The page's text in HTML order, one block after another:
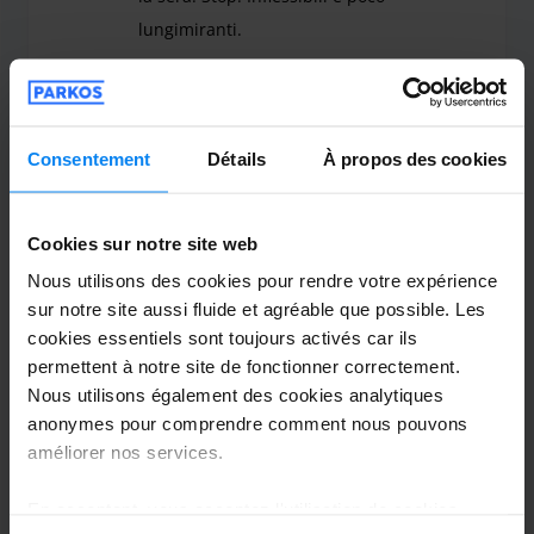
Consentement Détails À propos des cookies
Cookies sur notre site web
Nous utilisons des cookies pour rendre votre expérience
sur notre site aussi fluide et agréable que possible. Les
cookies essentiels sont toujours activés car ils
permettent à notre site de fonctionner correctement.
Nous utilisons également des cookies analytiques
anonymes pour comprendre comment nous pouvons
améliorer nos services.
Depuis le Terminal 1 : 7,5 km
Depuis le Terminal 2 : 10,8 km
lungimiranti.
Gentili gli autisti e il signore al parcheggio la
Fa.Te.Ma Parking (Paga online)
Gentilissimo Cliente Anonimo, essendo un
ben specificate, ci domandiamo a cosa si
riferisca il suo "poco lungimiranti".
Sarebbe stato utile, oltre il segnalare il
nome, per sapere con chi ci stiamo
interfacciando, anche dare una
motivazione utile (per noi ma anche per